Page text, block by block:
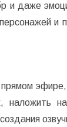
и даже
и
наложить